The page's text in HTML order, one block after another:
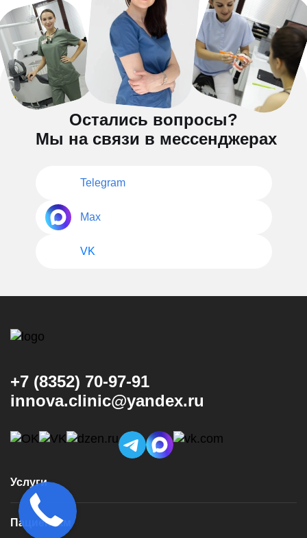
Остались вопросы?
Мы на связи в мессенджерах
Telegram
Max
VK
+7 (8352) 70-97-91
innova.clinic@yandex.ru
Услуги
Консультация и диагностика
Пациентам